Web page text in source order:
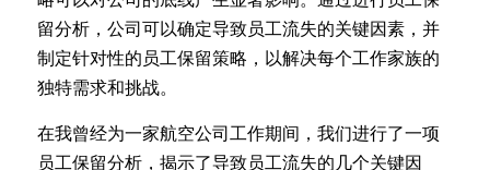
留分析，公司可以确定导致员工流失的关键因素，并
制定针对性的员工保留策略，以解决每个工作家族的
独特需求和挑战。
在我曾经为一家航空公司工作期间，我们进行了一项
员工保留分析，揭示了导致员工流失的几个关键因